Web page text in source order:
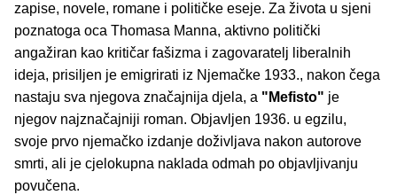
zapise, novele, romane i političke eseje. Za života u sjeni
poznatoga oca Thomasa Manna, aktivno politički
angažiran kao kritičar fašizma i zagovaratelj liberalnih
ideja, prisiljen je emigrirati iz Njemačke 1933., nakon čega
nastaju sva njegova značajnija djela, a "Mefisto" je
njegov najznačajniji roman. Objavljen 1936. u egzilu,
svoje prvo njemačko izdanje doživljava nakon autorove
smrti, ali je cjelokupna naklada odmah po objavljivanju
povučena.